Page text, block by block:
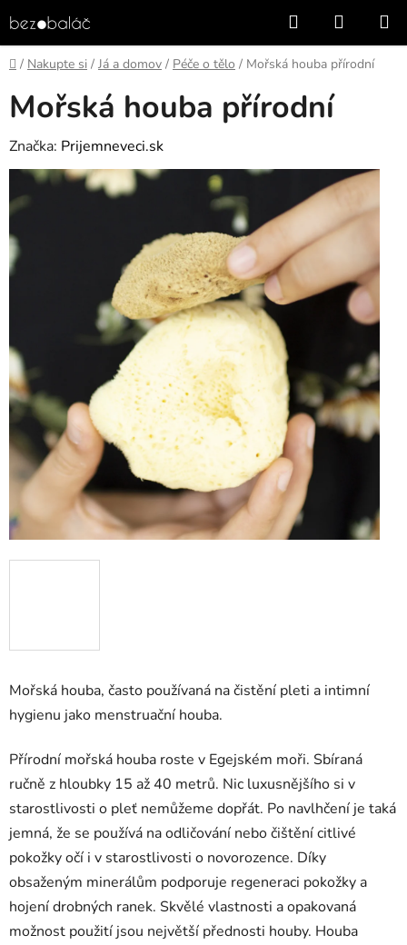
na
obsah
Hledat
KOŠÍK
Domů
/ Nakupte si / Já a domov / Péče o tělo / Mořská houba přírodní
Mořská houba, často používaná na čistění pleti a intimní
hygienu jako menstruační houba.
Přírodní mořská houba roste v Egejském moři. Sbíraná
ručně z hloubky 15 až 40 metrů. Nic luxusnějšího si v
starostlivosti o pleť nemůžeme dopřát. Po navlhčení je taká
jemná, že se používá na odličování nebo čištění citlivé
pokožky očí i v starostlivosti o novorozence. Díky
obsaženým minerálům podporuje regeneraci pokožky a
hojení drobných ranek. Skvělé vlastnosti a opakovaná
možnost použití jsou největší přednosti houby. Houba
Mořská houba přírodní
Značka: Prijemneveci.sk